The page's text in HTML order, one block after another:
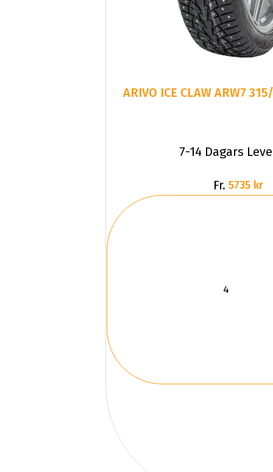
7-14 Dagars
Fr. 5735 kr